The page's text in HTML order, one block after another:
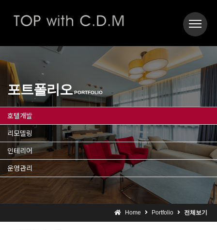
포트폴리오 PORTFOLIO
호텔개발
리모델링
인테리어
운영관리
Home Portfolio 전체보기